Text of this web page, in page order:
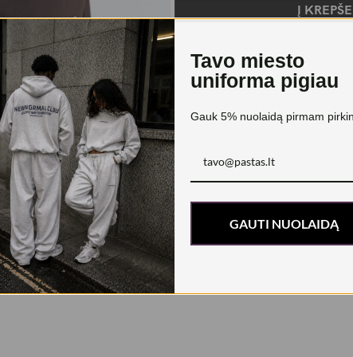
Į
Tavo miesto
uniforma pigiau
Gauk 5% nuolaidą pirmam
GAUTI NUOLAIDĄ